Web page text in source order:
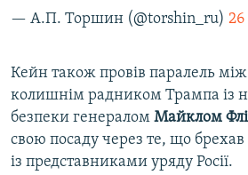
— А.П. Торшин (@torshin_ru) 26
Кейн також провів паралель
колишнім радником Трампа із
безпеки генералом Майклом
свою посаду через те, що брехав
із представниками уряду Росії.